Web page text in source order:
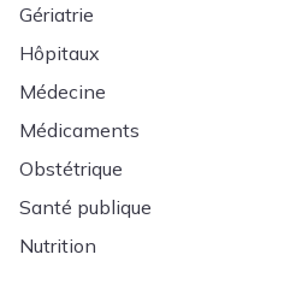
Gériatrie
Hôpitaux
Médecine
Médicaments
Obstétrique
Santé publique
Nutrition